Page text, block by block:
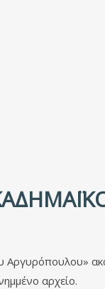
Αργυρόπουλου»
αρχείο.